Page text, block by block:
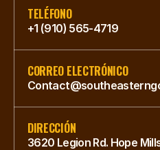
TELÉFONO
+1 (910) 565-4719
CORREO ELECTRÓNICO
DIRECCIÓN
3620 Legion Rd. Hope